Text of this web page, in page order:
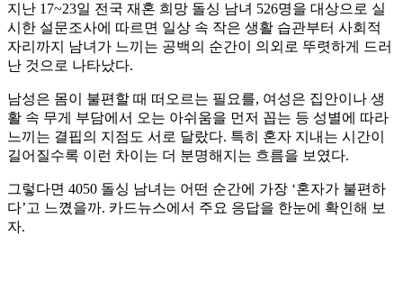
지난 17~23일 전국 재혼 희망 돌싱 남녀 526명을 대상으로 실
시한 설문조사에 따르면 일상 속 작은 생활 습관부터 사회적
자리까지 남녀가 느끼는 공백의 순간이 의외로 뚜렷하게 드러
난 것으로 나타났다.
남성은 몸이 불편할 때 떠오르는 필요를, 여성은 집안이나 생
활 속 무게 부담에서 오는 아쉬움을 먼저 꼽는 등 성별에 따라
느끼는 결핍의 지점도 서로 달랐다. 특히 혼자 지내는 시간이
길어질수록 이런 차이는 더 분명해지는 흐름을 보였다.
그렇다면 4050 돌싱 남녀는 어떤 순간에 가장 ‘혼자가 불편하
다’고 느꼈을까. 카드뉴스에서 주요 응답을 한눈에 확인해 보
자.